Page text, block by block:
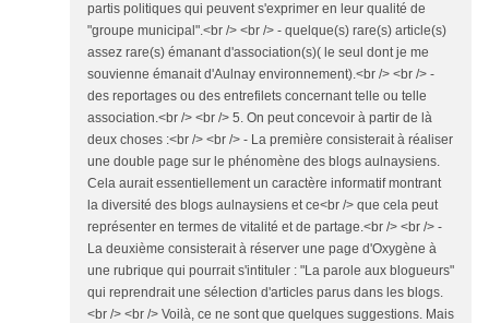
partis politiques qui peuvent s'exprimer en leur qualité de
"groupe municipal".<br /> <br /> - quelque(s) rare(s) article(s)
assez rare(s) émanant d'association(s)( le seul dont je me
souvienne émanait d'Aulnay environnement).<br /> <br /> -
des reportages ou des entrefilets concernant telle ou telle
association.<br /> <br /> 5. On peut concevoir à partir de là
deux choses :<br /> <br /> - La première consisterait à réaliser
une double page sur le phénomène des blogs aulnaysiens.
Cela aurait essentiellement un caractère informatif montrant
la diversité des blogs aulnaysiens et ce<br /> que cela peut
représenter en termes de vitalité et de partage.<br /> <br /> -
La deuxième consisterait à réserver une page d'Oxygène à
une rubrique qui pourrait s'intituler : "La parole aux blogueurs"
qui reprendrait une sélection d'articles parus dans les blogs.
<br /> <br /> Voilà, ce ne sont que quelques suggestions. Mais